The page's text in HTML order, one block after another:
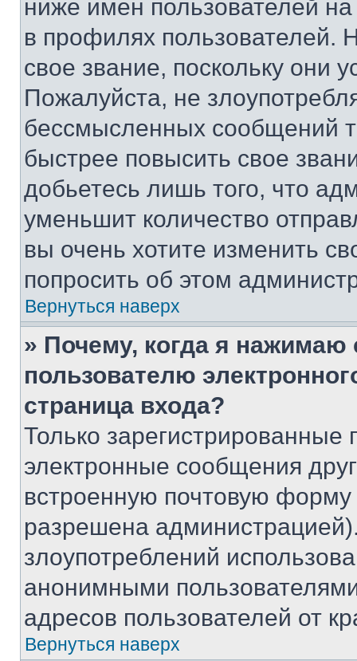
ниже имен пользователей
в профилях
свое звание, поскольку они
Пожалуйста, не
бессмысленных сообщений
быстрее повысить свое
добьетесь лишь того, что
уменьшит количество
вы очень хотите изменить
попросить об этом
Вернуться наверх
» Почему, когда я нажимаю
пользователю
страница входа?
Только зарегистрированные
электронные сообщения
встроенную почтовую
разрешена
злоупотреблений
анонимными
адресов пользователей от
Вернуться наверх